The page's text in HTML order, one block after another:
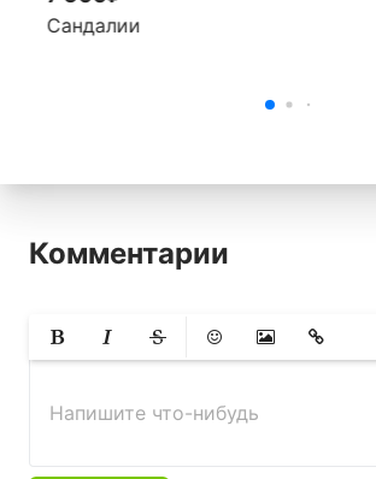
Сандалии
Комментарии
ЖирныйКурсивЗачеркнутый
СмайликиВставить
Напишите что-нибудь